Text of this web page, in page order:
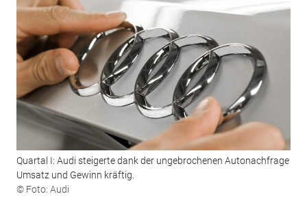
Quartal I: Audi steigerte dank der ungebrochenen Autonachfrage
Umsatz und Gewinn kräftig.
© Foto: Audi